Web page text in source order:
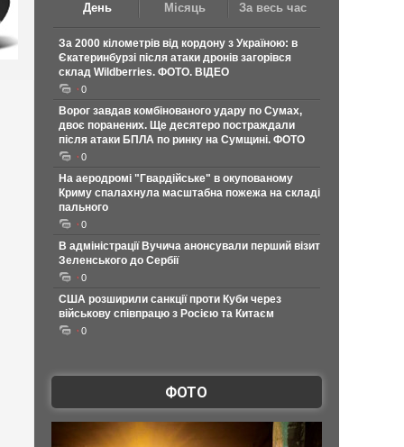
День Місяць За весь час
За 2000 кілометрів від кордону з Україною: в
Єкатеринбурзі після атаки дронів загорівся
склад Wildberries. ФОТО. ВІДЕО
0
Ворог завдав комбінованого удару по Сумах,
двоє поранених. Ще десятеро постраждали
після атаки БПЛА по ринку на Сумщині. ФОТО
0
На аеродромі "Гвардійське" в окупованому
Криму спалахнула масштабна пожежа на складі
пального
0
В адміністрації Вучича анонсували перший візит
Зеленського до Сербії
0
США розширили санкції проти Куби через
військову співпрацю з Росією та Китаєм
0
ФОТО